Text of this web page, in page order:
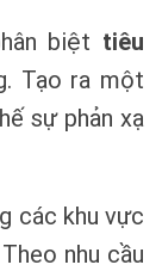
biệt tiêu
Tạo ra một
sự phản xạ
các khu vực
nhu cầu